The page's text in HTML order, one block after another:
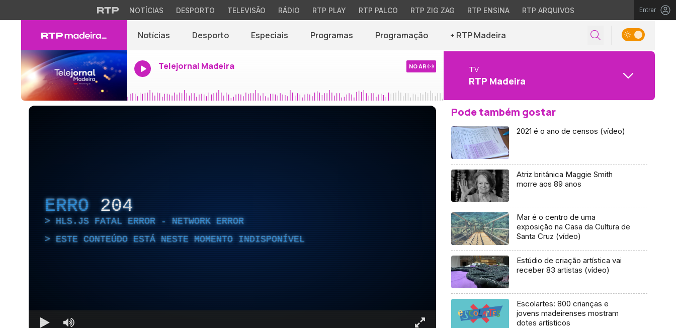
NOTÍCIAS DESPORTO TELEVISÃO RÁDIO RTP PLAY RTP PALCO RTP ZIG ZAG RTP ENSINA RTP ARQUIVOS Entrar
Notícias Desporto Especiais Programas Programação + RTP Madeira
Telejornal Madeira NO AR TV
RTP Madeira
ERRO 204
HLS.JS FATAL ERROR - NETWORK ERROR
ESTE CONTEÚDO ESTÁ NESTE MOMENTO INDISPONÍVEL
Pode também gostar
2021 é o ano de censos (vídeo)
Atriz britânica Maggie Smith
morre aos 89 anos
Mar é o centro de uma
exposição na Casa da Cultura de
Santa Cruz (vídeo)
Estúdio de criação artística vai
receber 83 artistas (vídeo)
Escolartes: 800 crianças e
jovens madeirenses mostram
dotes artísticos